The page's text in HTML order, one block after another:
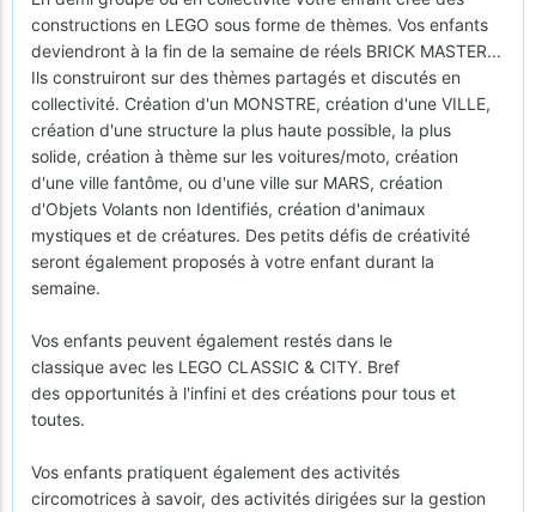
constructions en LEGO sous forme de thèmes. Vos enfants
deviendront à la fin de la semaine de réels BRICK MASTER...
Ils construiront sur des thèmes partagés et discutés en
collectivité. Création d'un MONSTRE, création d'une VILLE,
création d'une structure la plus haute possible, la plus
solide, création à thème sur les voitures/moto, création
d'une ville fantôme, ou d'une ville sur MARS, création
d'Objets Volants non Identifiés, création d'animaux
mystiques et de créatures. Des petits défis de créativité
seront également proposés à votre enfant durant la
semaine.
Vos enfants peuvent également restés dans le
classique avec les LEGO CLASSIC & CITY. Bref
des opportunités à l'infini et des créations pour tous et
toutes.
Vos enfants pratiquent également des activités
circomotrices à savoir, des activités dirigées sur la gestion